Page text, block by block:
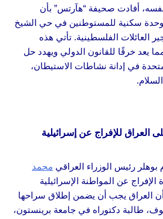
نفسه، أفادت صحيفة “هآرتس” بأن
إسرائيل تخطط لبناء 316 وحدة سكنية للمستوطنين في حي الشيخ
العائلات الفلسطينية. تأتي هذه
يعد خرقًا للقانون الدولي ويهدد حل
في إدانة نشاطات الاستيطان،
للإفراج عن إسرائيلية
رئيس الوزراء العراقي محمد
عن المواطنة الإسرائيلية
العراق يجب أن يضمن إطلاق سراحها
طالبة دكتوراه في جامعة برينستون،